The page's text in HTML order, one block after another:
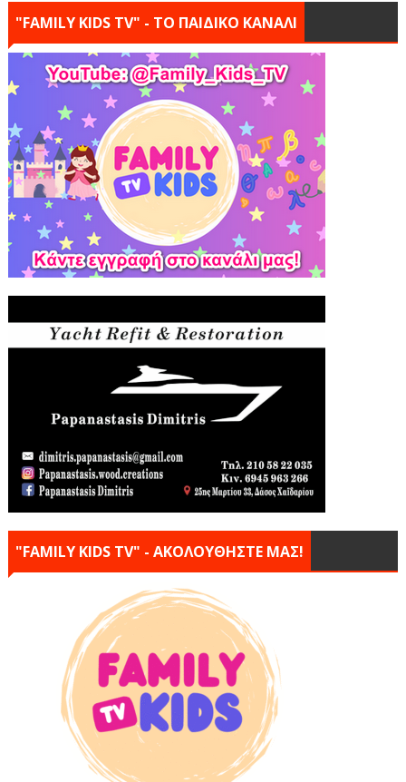
"FAMILY KIDS TV" - ΤΟ ΠΑΙΔΙΚΟ ΚΑΝΑΛΙ
"FAMILY KIDS TV" - ΑΚΟΛΟΥΘΗΣΤΕ ΜΑΣ!